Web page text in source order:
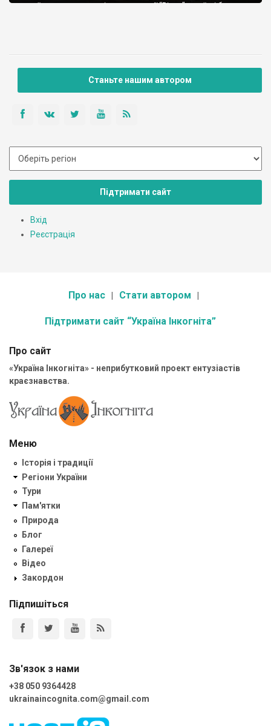
українське село, але під час операції “Вісла” українці були
Станьте нашим автором
Підтримати сайт
Вхід
Реєстрація
Про нас Стати автором
Підтримати сайт “Україна Інкогніта”
Про сайт
«Україна Інкогніта» - неприбутковий проект ентузіастів
краєзнавства.
Меню
Історія і традиції
Регіони України
Тури
Пам'ятки
Природа
Блог
Галереї
Відео
Закордон
Підпишіться
Зв'язок з нами
+38 050 9364428
ukrainaincognita.com@gmail.com